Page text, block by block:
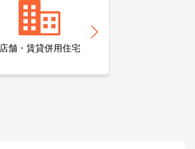
店舗・賃貸併用住宅